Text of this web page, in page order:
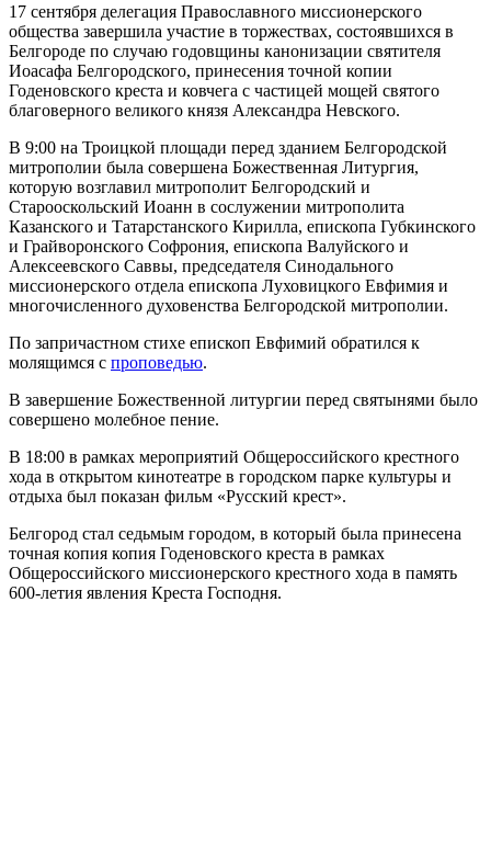
17 сентября делегация Православного миссионерского
общества завершила участие в торжествах, состоявшихся в
Белгороде по случаю годовщины канонизации святителя
Иоасафа Белгородского, принесения точной копии
Годеновского креста и ковчега с частицей мощей святого
благоверного великого князя Александра Невского.
В 9:00 на Троицкой площади перед зданием Белгородской
митрополии была совершена Божественная Литургия,
которую возглавил митрополит Белгородский и
Старооскольский Иоанн в сослужении митрополита
Казанского и Татарстанского Кирилла, епископа Губкинского
и Грайворонского Софрония, епископа Валуйского и
Алексеевского Саввы, председателя Синодального
миссионерского отдела епископа Луховицкого Евфимия и
многочисленного духовенства Белгородской митрополии.
По запричастном стихе епископ Евфимий обратился к
молящимся с проповедью.
В завершение Божественной литургии перед святынями было
совершено молебное пение.
В 18:00 в рамках мероприятий Общероссийского крестного
хода в открытом кинотеатре в городском парке культуры и
отдыха был показан фильм «Русский крест».
Белгород стал седьмым городом, в который была принесена
точная копия копия Годеновского креста в рамках
Общероссийского миссионерского крестного хода в память
600-летия явления Креста Господня.